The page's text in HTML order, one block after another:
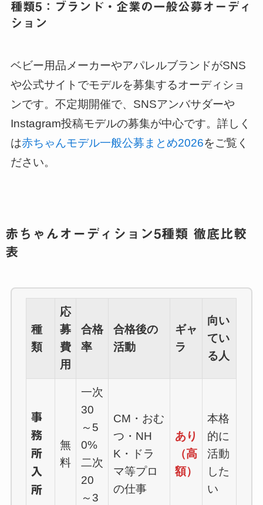
種類5：ブランド・企業の一般公募オーディ
ション
ベビー用品メーカーやアパレルブランドがSNS
や公式サイトでモデルを募集するオーディショ
ンです。不定期開催で、SNSアンバサダーや
Instagram投稿モデルの募集が中心です。詳しく
は赤ちゃんモデル一般公募まとめ2026をご覧く
ださい。
赤ちゃんオーディション5種類 徹底比較
表
種
類
応
募
費
用
合格
率
合格後の
活動
ギャ
ラ
向い
てい
る人
事
務
所
入
所
無
料
一次
30
～5
0%
二次
20
～3
CM・おむ
つ・NH
K・ドラ
マ等プロ
の仕事
あり
（高
額）
本格
的に
活動
した
い